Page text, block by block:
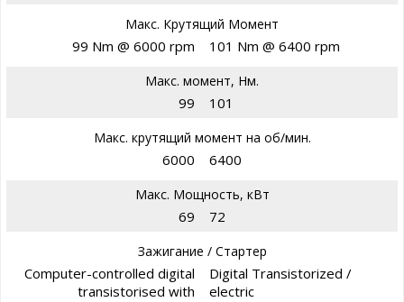
Макс. Крутящий Момент
99 Nm @ 6000 rpm 101 Nm @ 6400 rpm
Макс. момент, Нм.
99 101
Макс. крутящий момент на об/мин.
6000 6400
Макс. Мощность, кВт
69 72
Зажигание / Стартер
Computer-controlled digital
transistorised with
Digital Transistorized /
electric